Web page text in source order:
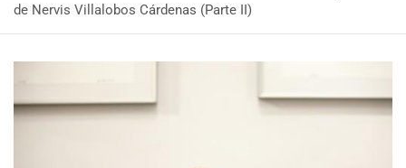
de Nervis Villalobos Cárdenas (Parte II)